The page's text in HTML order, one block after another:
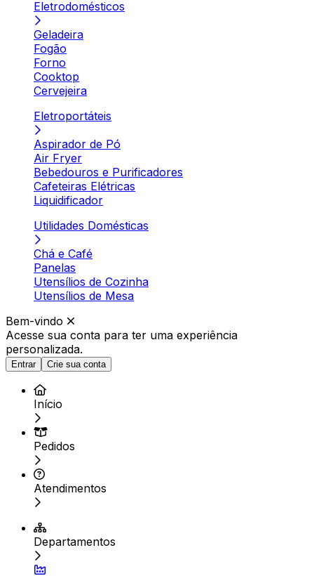
Eletrodomésticos
Geladeira
Fogão
Forno
Cooktop
Cervejeira
Eletroportáteis
Aspirador de Pó
Air Fryer
Bebedouros e Purificadores
Cafeteiras Elétricas
Liquidificador
Utilidades Domésticas
Chá e Café
Panelas
Utensílios de Cozinha
Utensílios de Mesa
Bem-vindo
Acesse sua conta para ter uma experiência
personalizada.
Entrar Crie sua conta
Início
Pedidos
Atendimentos
Departamentos